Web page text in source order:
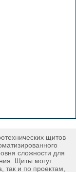
щитов
сложности для
Щиты могут
так и по проектам,